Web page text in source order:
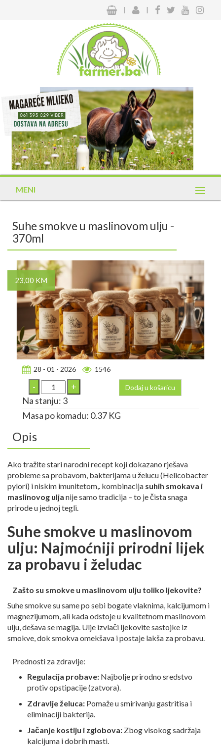
| |
MENI
Suhe smokve u maslinovom ulju -
370ml
23,00 KM
28 - 01 - 2026 1546
Dodaj u košaricu
Na stanju: 3
Masa po komadu: 0.37 KG
Opis
Ako tražite stari narodni recept koji dokazano rješava
probleme sa probavom, bakterijama u želucu (Helicobacter
pylori) i niskim imunitetom,. kombinacija suhih smokava i
maslinovog ulja nije samo tradicija – to je čista snaga
prirode u jednoj tegli.
Suhe smokve u maslinovom
ulju: Najmoćniji prirodni lijek
za probavu i želudac
Zašto su smokve u maslinovom ulju toliko ljekovite?
Suhe smokve su same po sebi bogate vlaknima, kalcijumom i
magnezijumom, ali kada odstoje u kvalitetnom maslinovom
ulju, dešava se magija. Ulje izvlači ljekovite sastojke iz
smokve, dok smokva omekšava i postaje lakša za probavu.
Prednosti za zdravlje:
Regulacija probave: Najbolje prirodno sredstvo
protiv opstipacije (zatvora).
Zdravlje želuca: Pomaže u smirivanju gastritisa i
eliminaciji bakterija.
Jačanje kostiju i zglobova: Zbog visokog sadržaja
kalcijuma i dobrih masti.